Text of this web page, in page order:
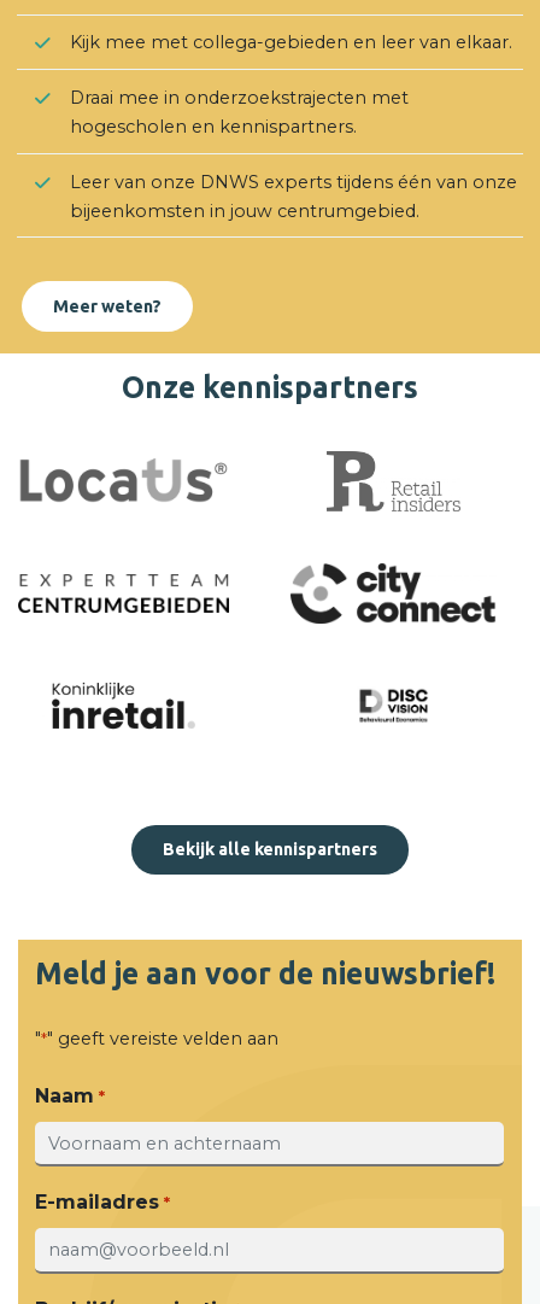
Kijk mee met collega-gebieden en leer van elkaar.
Draai mee in onderzoekstrajecten met
hogescholen en kennispartners.
Leer van onze DNWS experts tijdens één van onze
bijeenkomsten in jouw centrumgebied.
Meer weten?
Onze kennispartners
Bekijk alle kennispartners
Meld je aan voor de nieuwsbrief!
"*" geeft vereiste velden aan
Naam *
E-mailadres *